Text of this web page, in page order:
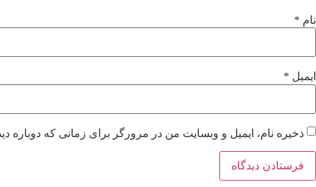
نام *
ایمیل *
ذخیره نام، ایمیل و وبسایت من در مرورگر برای زمانی که دوباره